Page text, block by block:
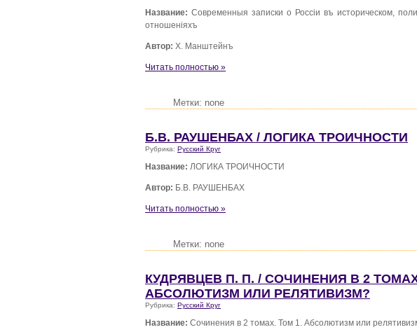
Название: Современныя записки о Россiи въ историческом,
отношенiяхъ
Автор: Х. Манштейнъ
Читать полностью »
Метки: none
Б.В. РАУШЕНБАХ / ЛОГИКА ТРОИЧНОСТИ
Рубрика: Русский Круг
Название: ЛОГИКА ТРОИЧНОСТИ
Автор: Б.В. РАУШЕНБАХ
Читать полностью »
Метки: none
КУДРЯВЦЕВ П. П. / СОЧИНЕНИЯ В 2
АБСОЛЮТИЗМ ИЛИ РЕЛЯТИВИЗМ?
Рубрика: Русский Круг
Название: Сочинения в 2 томах. Том 1. Абсолютизм или